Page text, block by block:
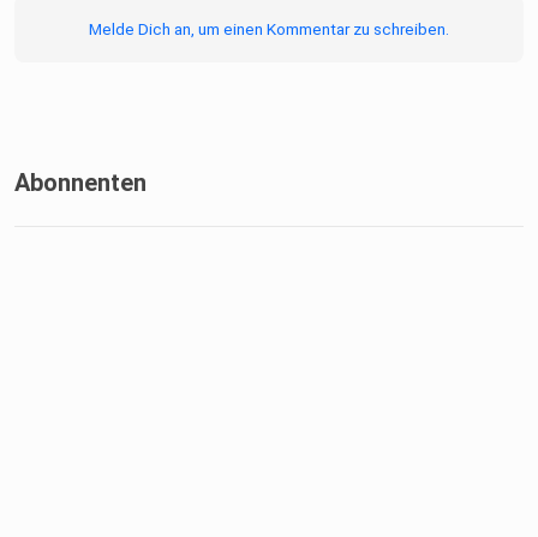
Melde Dich an, um einen Kommentar zu schreiben.
Abonnenten